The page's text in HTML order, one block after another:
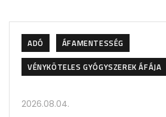
ADÓ
ÁFAMENTESSÉG
VÉNYKÖTELES GYÓGYSZEREK ÁFÁJA
2026.08.04.